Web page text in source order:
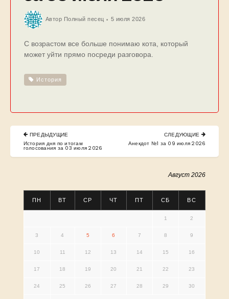
Автор Полный песец 5 июля 2026
С возрастом все больше понимаю кота, который
может уйти прямо посреди разговора.
История
Навигация
записям
ПРЕДЫДУЩИЕ
PREVIOUS
POST:
История дня по итогам
голосования за 03 июля 2026
СЛЕДУЮЩИЕ
NEXT
POST:
Анекдот №1 за 09 июля 2026
Август 2026
ПН ВТ СР ЧТ ПТ СБ ВС
1 2
3 4 5 6 7 8 9
10 11 12 13 14 15 16
17 18 19 20 21 22 23
24 25 26 27 28 29 30